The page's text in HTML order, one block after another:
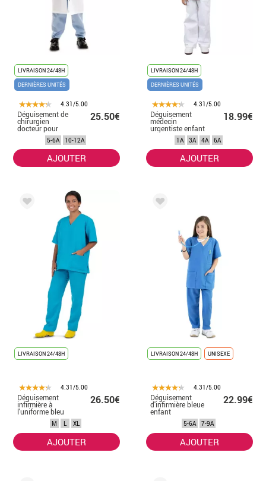
LIVRAISON 24/48H
DERNIÈRES UNITÉS
4.31/5.00
Déguisement de
chirurgien
docteur pour
25.50€
5-6A 10-12A
AJOUTER
LIVRAISON 24/48H
DERNIÈRES UNITÉS
4.31/5.00
Déguisement
médecin
urgentiste enfant
et bébé
18.99€
1A 3A 4A 6A
AJOUTER
LIVRAISON 24/48H
4.31/5.00
Déguisement
infirmière à
l'uniforme bleu
26.50€
M L XL
AJOUTER
LIVRAISON 24/48H UNISEXE
4.31/5.00
Déguisement
d'infirmière bleue
enfant
22.99€
5-6A 7-9A
AJOUTER